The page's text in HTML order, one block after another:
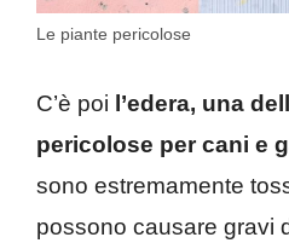
Le piante pericolose
C’è poi l’edera, una
pericolose per cani e
sono estremamente
possono causare gravi